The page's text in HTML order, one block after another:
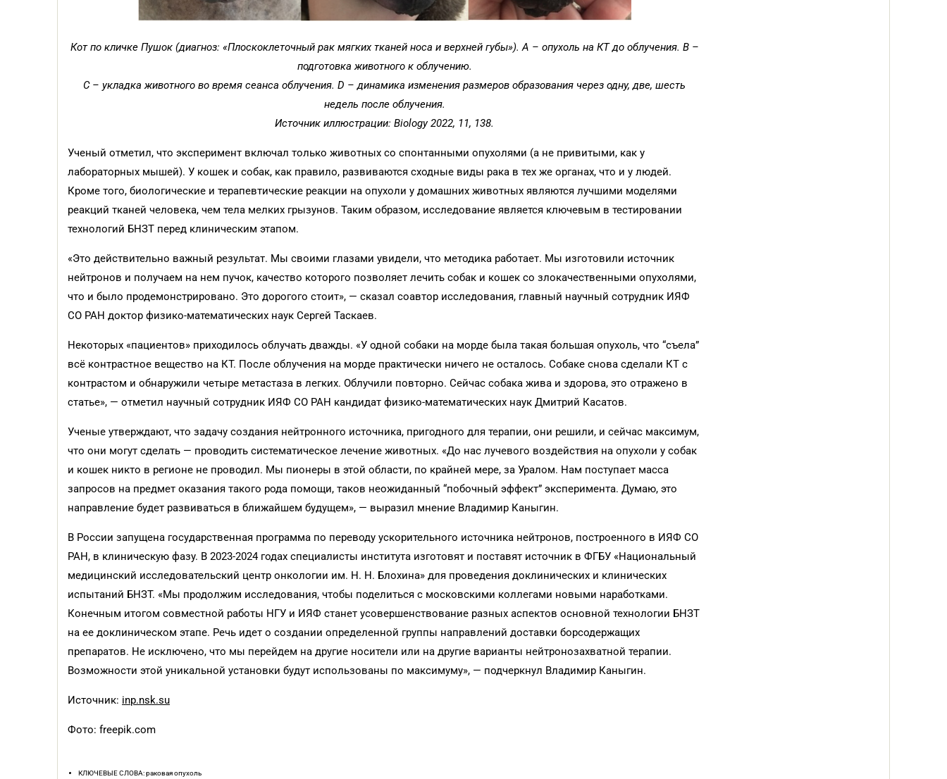
Кот по кличке Пушок (диагноз: «Плоскоклеточный рак мягких тканей носа и верхней губы»). А – опухоль на КТ до облучения. В –
подготовка животного к облучению.
С – укладка животного во время сеанса облучения. D – динамика изменения размеров образования через одну, две, шесть
недель после облучения.
Источник иллюстрации: Biology 2022, 11, 138.
Ученый отметил, что эксперимент включал только животных со спонтанными опухолями (а не привитыми, как у
лабораторных мышей). У кошек и собак, как правило, развиваются сходные виды рака в тех же органах, что и у людей.
Кроме того, биологические и терапевтические реакции на опухоли у домашних животных являются лучшими моделями
реакций тканей человека, чем тела мелких грызунов. Таким образом, исследование является ключевым в тестировании
технологий БНЗТ перед клиническим этапом.
«Это действительно важный результат. Мы своими глазами увидели, что методика работает. Мы изготовили источник
нейтронов и получаем на нем пучок, качество которого позволяет лечить собак и кошек со злокачественными опухолями,
что и было продемонстрировано. Это дорогого стоит», — сказал соавтор исследования, главный научный сотрудник ИЯФ
СО РАН доктор физико-математических наук Сергей Таскаев.
Некоторых «пациентов» приходилось облучать дважды. «У одной собаки на морде была такая большая опухоль, что “съела”
всё контрастное вещество на КТ. После облучения на морде практически ничего не осталось. Собаке снова сделали КТ с
контрастом и обнаружили четыре метастаза в легких. Облучили повторно. Сейчас собака жива и здорова, это отражено в
статье», — отметил научный сотрудник ИЯФ СО РАН кандидат физико-математических наук Дмитрий Касатов.
Ученые утверждают, что задачу создания нейтронного источника, пригодного для терапии, они решили, и сейчас максимум,
что они могут сделать — проводить систематическое лечение животных. «До нас лучевого воздействия на опухоли у собак
и кошек никто в регионе не проводил. Мы пионеры в этой области, по крайней мере, за Уралом. Нам поступает масса
запросов на предмет оказания такого рода помощи, таков неожиданный “побочный эффект” эксперимента. Думаю, это
направление будет развиваться в ближайшем будущем», — выразил мнение Владимир Каныгин.
В России запущена государственная программа по переводу ускорительного источника нейтронов, построенного в ИЯФ СО
РАН, в клиническую фазу. В 2023-2024 годах специалисты института изготовят и поставят источник в ФГБУ «Национальный
медицинский исследовательский центр онкологии им. Н. Н. Блохина» для проведения доклинических и клинических
испытаний БНЗТ. «Мы продолжим исследования, чтобы поделиться с московскими коллегами новыми наработками.
Конечным итогом совместной работы НГУ и ИЯФ станет усовершенствование разных аспектов основной технологии БНЗТ
на ее доклиническом этапе. Речь идет о создании определенной группы направлений доставки борсодержащих
препаратов. Не исключено, что мы перейдем на другие носители или на другие варианты нейтронозахватной терапии.
Возможности этой уникальной установки будут использованы по максимуму», — подчеркнул Владимир Каныгин.
Источник: inp.nsk.su
Фото: freepik.com
КЛЮЧЕВЫЕ СЛОВА: раковая опухоль